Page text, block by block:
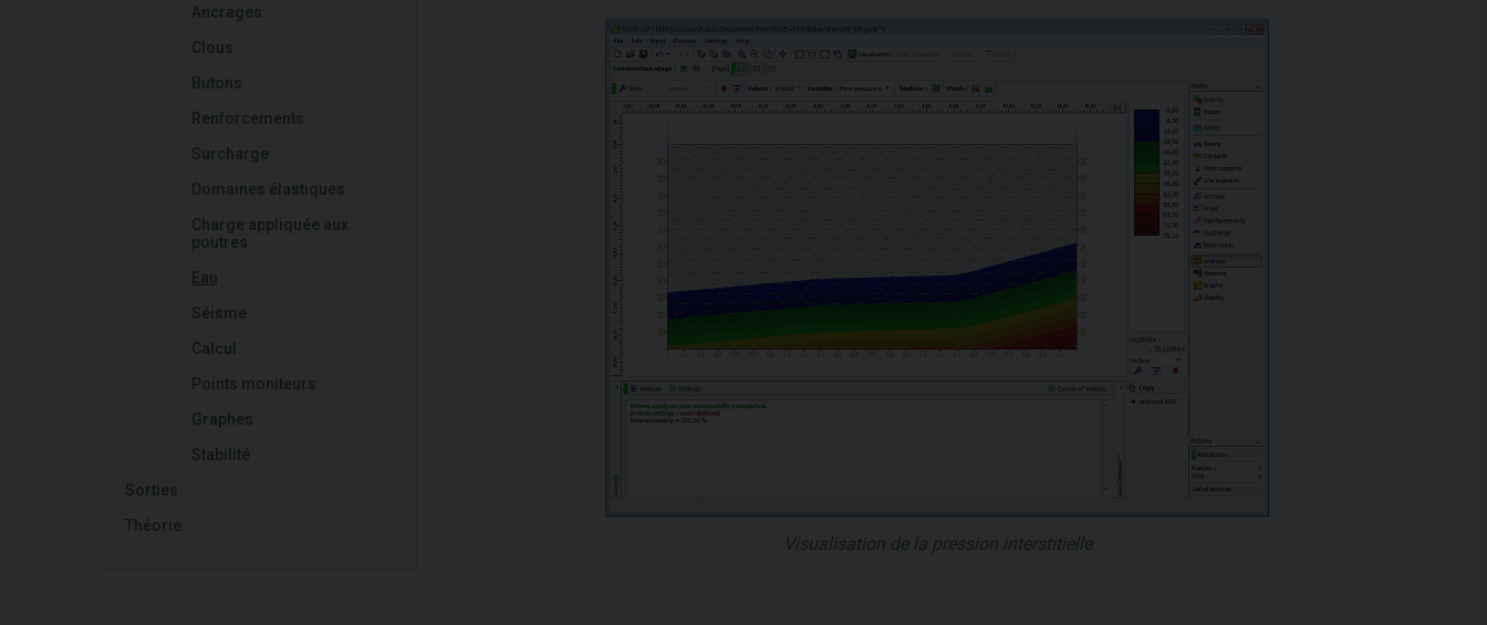
Ancrages
Clous
Butons
Renforcements
Surcharge
Domaines élastiques
Charge appliquée aux
poutres
Eau
Séisme
Calcul
Points moniteurs
Graphes
Stabilité
Sorties
Théorie
Visualisation de la pression interstitielle